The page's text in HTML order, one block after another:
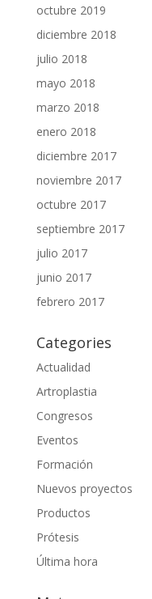
octubre 2019
diciembre 2018
julio 2018
mayo 2018
marzo 2018
enero 2018
diciembre 2017
noviembre 2017
octubre 2017
septiembre 2017
julio 2017
junio 2017
febrero 2017
Categories
Actualidad
Artroplastia
Congresos
Eventos
Formación
Nuevos proyectos
Productos
Prótesis
Última hora